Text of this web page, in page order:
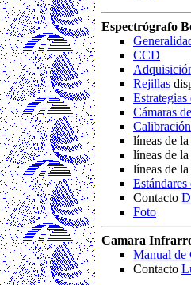
Espectrógrafo
CCD
Rejillas
Cámaras
líneas de
líneas de
líneas de
Contacto
Foto
Camara
Manual
Contacto